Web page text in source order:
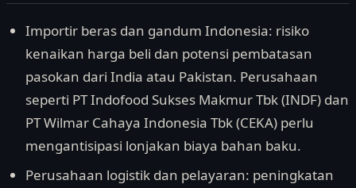
Importir beras dan gandum Indonesia: risiko
kenaikan harga beli dan potensi pembatasan
pasokan dari India atau Pakistan. Perusahaan
seperti PT Indofood Sukses Makmur Tbk (INDF) dan
PT Wilmar Cahaya Indonesia Tbk (CEKA) perlu
mengantisipasi lonjakan biaya bahan baku.
Perusahaan logistik dan pelayaran: peningkatan